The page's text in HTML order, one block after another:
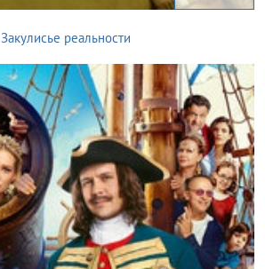
Закулисье реальности